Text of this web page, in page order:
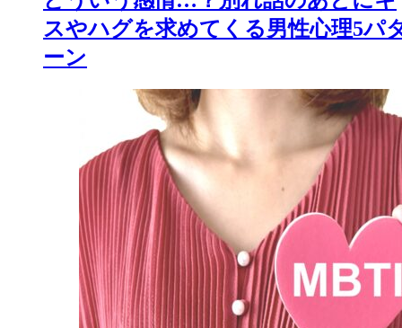
スやハグを求めてくる男性心理5パ
ーン